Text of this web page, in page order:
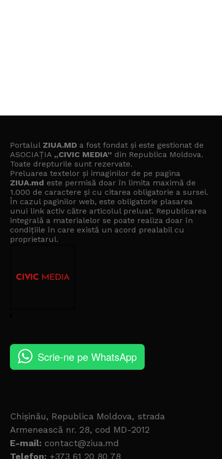
Portalul ZIUA.MD a fost fondat și este gestionat de
ASOCIAȚIA „CIVIC MEDIA” din Republica Moldova.
Toate drepturile sunt rezervate.
Preluarea textelor și imaginilor de pe pagina
ZIUA.md este permisă doar în limita maximă de
1.000 de caractere și cu citarea obligatorie a sursei.
În cazul paginilor web, este obligatorie plasarea
unui link activ către articolul preluat. Republicarea
integrală a materialelor se poate realiza doar în
condițiile în care există un acord prealabil cu
proprietarul.
Scrie-ne pe WhatsApp
Chișinău, Republica Moldova, strada
Armenească nr. 28, cod MD-2012
E-mail: contact@ziua.md
Telefon: +373 61 20 80 78